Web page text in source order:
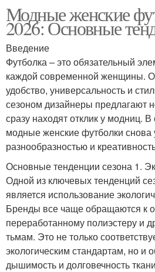
Модные женские
2026: Основные
Введение
Футболка – это обязательный
каждой современной женщины.
удобство, универсальность и
сезоном дизайнеры предлагают
сразу находят отклик у модниц.
модные женские футболки снова
разнообразностью и
Основные тенденции сезона 1.
Одной из ключевых тенденций
является использование
Бренды все чаще обращаются к
переработанному полиэстеру и
тьмам. Это не только
экологическим стандартам, но и
дышимость и долговечность